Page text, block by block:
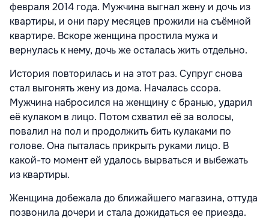
февраля 2014 года. Мужчина выгнал жену и дочь из
квартиры, и они пару месяцев прожили на съёмной
квартире. Вскоре женщина простила мужа и
вернулась к нему, дочь же осталась жить отдельно.
История повторилась и на этот раз. Супруг снова
стал выгонять жену из дома. Началась ссора.
Мужчина набросился на женщину с бранью, ударил
её кулаком в лицо. Потом схватил её за волосы,
повалил на пол и продолжить бить кулаками по
голове. Она пыталась прикрыть руками лицо. В
какой-то момент ей удалось вырваться и выбежать
из квартиры.
Женщина добежала до ближайшего магазина, оттуда
позвонила дочери и стала дожидаться ее приезда.